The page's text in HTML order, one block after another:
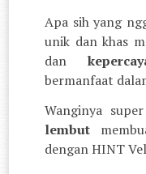
Apa sih yang
unik dan khas
dan
bermanfaat
Wanginya
lembut
dengan HINT